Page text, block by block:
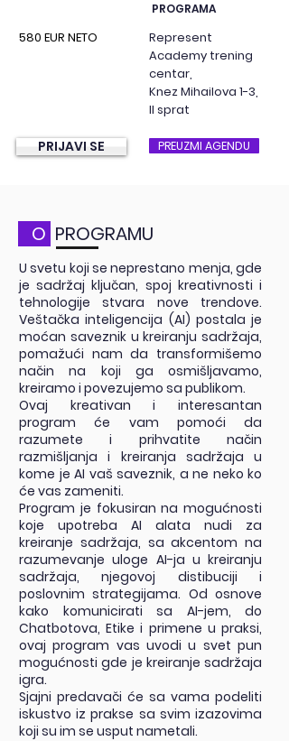
PROGRAMA
580 EUR NETO
Represent
Academy trening
centar,
Knez Mihailova 1-3,
II sprat
PRIJAVI SE PREUZMI AGENDU
O PROGRAMU
U svetu koji se neprestano menja, gde
je sadržaj ključan, spoj kreativnosti i
tehnologije stvara nove trendove.
Veštačka inteligencija (AI) postala je
moćan saveznik u kreiranju sadržaja,
pomažući nam da transformišemo
način na koji ga osmišljavamo,
kreiramo i povezujemo sa publikom.
Ovaj kreativan i interesantan
program će vam pomoći da
razumete i prihvatite način
razmišljanja i kreiranja sadržaja u
kome je AI vaš saveznik, a ne neko ko
će vas zameniti.
Program je fokusiran na mogućnosti
koje upotreba AI alata nudi za
kreiranje sadržaja, sa akcentom na
razumevanje uloge AI-ja u kreiranju
sadržaja, njegovoj distibuciji i
poslovnim strategijama. Od osnove
kako komunicirati sa AI-jem, do
Chatbotova, Etike i primene u praksi,
ovaj program vas uvodi u svet pun
mogućnosti gde je kreiranje sadržaja
igra.
Sjajni predavači će sa vama podeliti
iskustvo iz prakse sa svim izazovima
koji su im se usput nametali.